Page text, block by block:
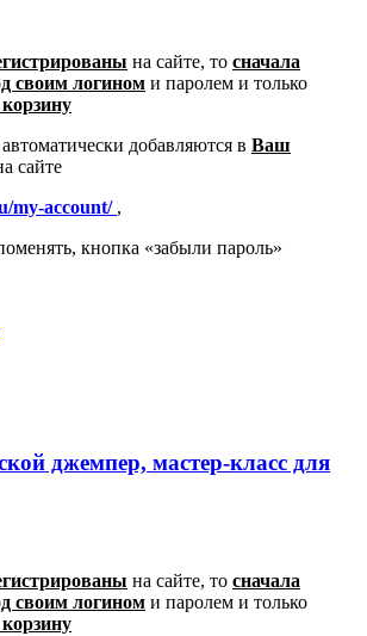
на сайте, то сначала
своим логином и паролем и только
автоматически добавляются в Ваш
сайте
my-account/ ,
кнопка «забыли пароль»
джемпер, мастер-класс для
на сайте, то сначала
своим логином и паролем и только